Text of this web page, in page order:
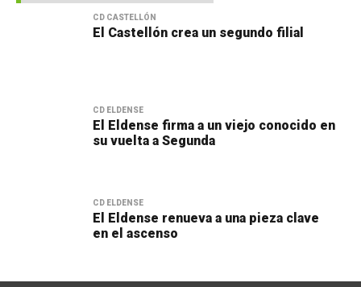
CD CASTELLÓN
El Castellón crea un segundo filial
CD ELDENSE
El Eldense firma a un viejo conocido en
su vuelta a Segunda
CD ELDENSE
El Eldense renueva a una pieza clave
en el ascenso